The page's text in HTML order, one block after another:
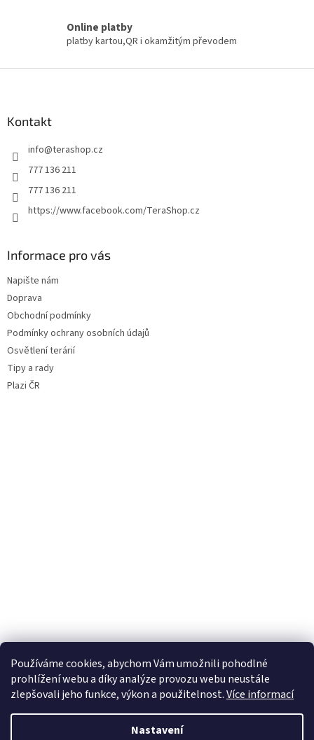
Používáme cookies, abychom Vám umožnili pohodlné
prohlížení webu a díky analýze provozu webu neustále
zlepšovali jeho funkce, výkon a použitelnost.Více informací
Nastavení
Online platby
platby kartou,QR i okamžitým převodem
Kontakt
info@terashop.cz
777 136 211
777 136 211
https://www.facebook.com/TeraShop.cz
Informace pro vás
Napište nám
Doprava
Obchodní podmínky
Podmínky ochrany osobních údajů
Osvětlení terárií
Tipy a rady
Plazi ČR
Vytvořil Shoptet